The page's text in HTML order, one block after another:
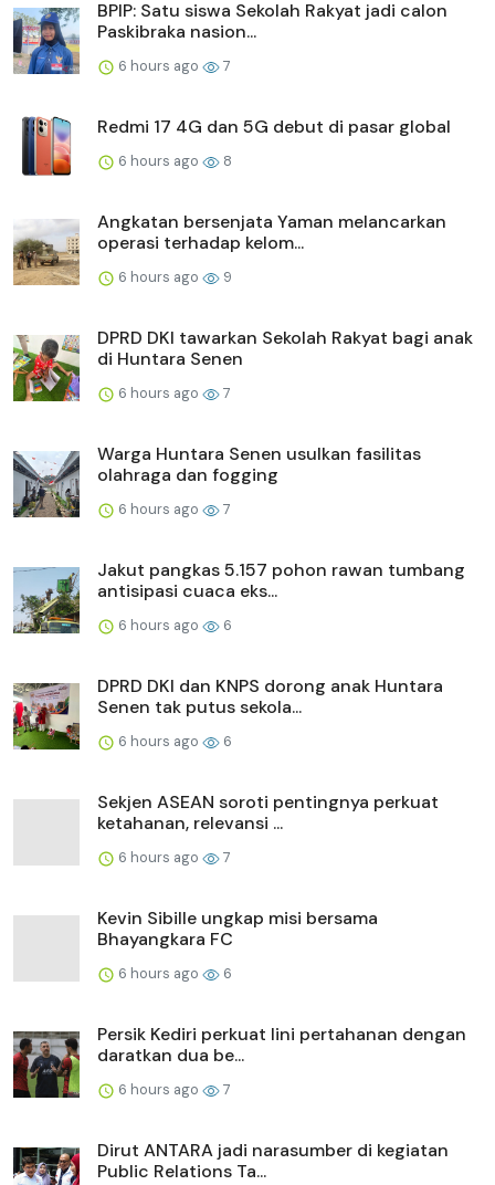
BPIP: Satu siswa Sekolah Rakyat jadi calon
Paskibraka nasion...
6 hours ago 7
Redmi 17 4G dan 5G debut di pasar global
6 hours ago 8
Angkatan bersenjata Yaman melancarkan
operasi terhadap kelom...
6 hours ago 9
DPRD DKI tawarkan Sekolah Rakyat bagi anak
di Huntara Senen
6 hours ago 7
Warga Huntara Senen usulkan fasilitas
olahraga dan fogging
6 hours ago 7
Jakut pangkas 5.157 pohon rawan tumbang
antisipasi cuaca eks...
6 hours ago 6
DPRD DKI dan KNPS dorong anak Huntara
Senen tak putus sekola...
6 hours ago 6
Sekjen ASEAN soroti pentingnya perkuat
ketahanan, relevansi ...
6 hours ago 7
Kevin Sibille ungkap misi bersama
Bhayangkara FC
6 hours ago 6
Persik Kediri perkuat lini pertahanan dengan
daratkan dua be...
6 hours ago 7
Dirut ANTARA jadi narasumber di kegiatan
Public Relations Ta...